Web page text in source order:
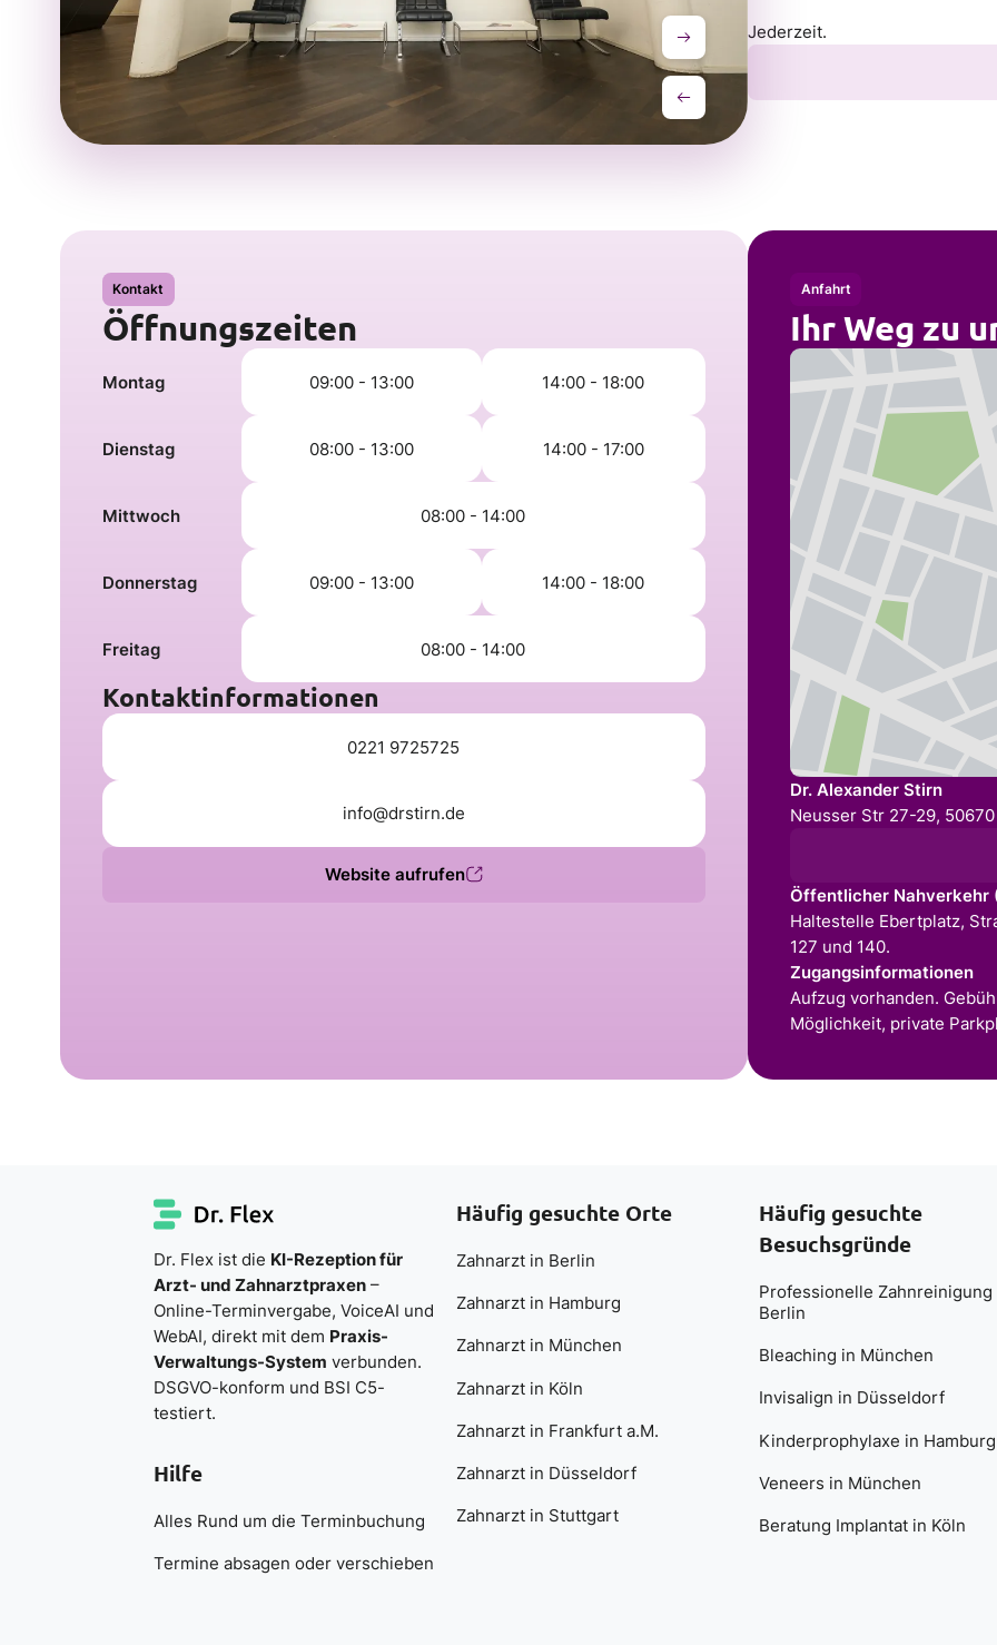
Jederzeit.
Kontakt
Öffnungszeiten
Montag 09:00 - 13:00 14:00 - 18:00
Dienstag 08:00 - 13:00 14:00 - 17:00
Mittwoch 08:00 - 14:00
Donnerstag 09:00 - 13:00 14:00 - 18:00
Freitag 08:00 - 14:00
Kontaktinformationen
0221 9725725
info@drstirn.de
Website aufrufen
Anfahrt
Ihr Weg zu
Dr. Alexander Stirn
Neusser Str 27-29,
Öffentlicher Nahverkehr
Haltestelle Ebertplatz,
127 und 140.
Zugangsinformationen
Aufzug vorhanden.
Möglichkeit, private
Dr. Flex ist die KI-Rezeption für
Arzt- und Zahnarztpraxen–
Online-Terminvergabe, VoiceAI und
WebAI, direkt mit dem Praxis-
Verwaltungs-System verbunden.
DSGVO-konform und BSI C5-
testiert.
Hilfe
Alles Rund um die Terminbuchung
Termine absagen oder verschieben
Häufig gesuchte Orte
Zahnarzt in Berlin
Zahnarzt in Hamburg
Zahnarzt in München
Zahnarzt in Köln
Zahnarzt in Frankfurt a.M.
Zahnarzt in Düsseldorf
Zahnarzt in Stuttgart
Häufig gesuchte
Besuchsgründe
Professionelle Zahnreinigung
Berlin
Bleaching in München
Invisalign in Düsseldorf
Kinderprophylaxe in Hamburg
Veneers in München
Beratung Implantat in Köln